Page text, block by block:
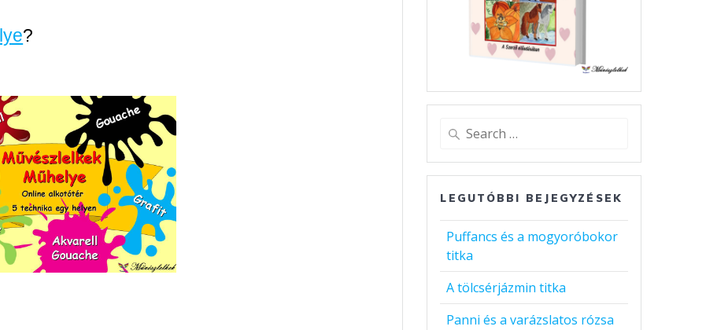
?
Search
LEGUTÓBBI BEJEGYZÉSEK
Puffancs és a mogyoróbokor
titka
A tölcsérjázmin titka
Panni és a varázslatos rózsa